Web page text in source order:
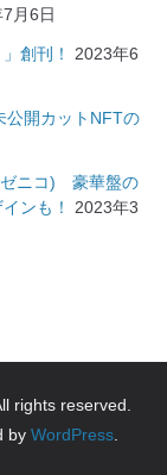
月6日
創刊！
2023年6
公開カットNFTの
ゼニコ) 豪華盤の
ンも！
2023年3
rights reserved.
by WordPress